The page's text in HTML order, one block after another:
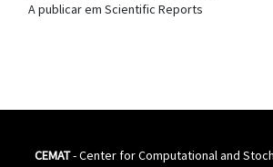
A publicar em Scientific Reports
CEMAT- Center for Computational and